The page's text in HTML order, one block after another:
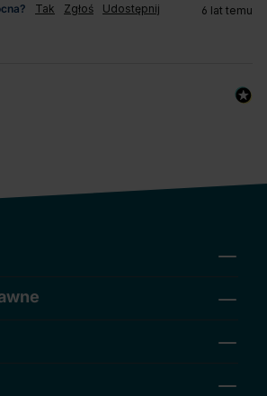
Tak Zgłoś Udostępnij 6 lat temu